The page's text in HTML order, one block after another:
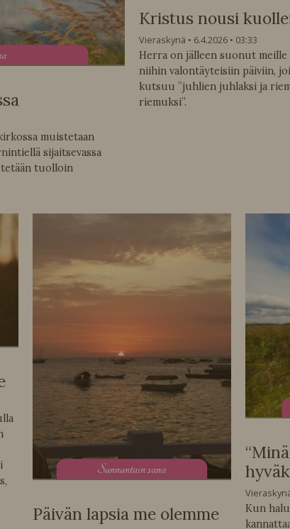
muistetaan
sijaitsevassa
tuolloin
Kristus nousi
Vieraskynä 6.4.2026
03:33
Herra on jälleen suonut meille
niihin valontäyteisiin päiviin,
kutsuu ”juhlien juhlaksi ja
riemuksi”.
Sunnuntain sana
Päivän lapsia me olemme
Kun